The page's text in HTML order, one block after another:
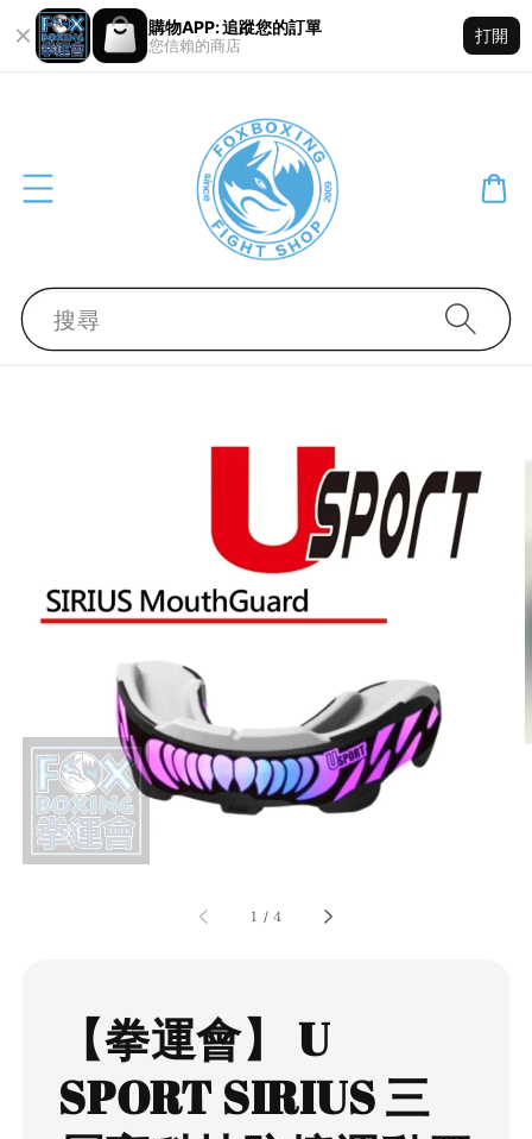
購物APP: 追蹤您的訂單
您信賴的商店
打開
搜尋
1 /4
【拳運會】 U
SPORT SIRIUS 三